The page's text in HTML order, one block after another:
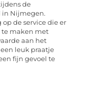
de
in Nijmegen.
de service die er
te maken met
aan het
leuk praatje
fijn gevoel te